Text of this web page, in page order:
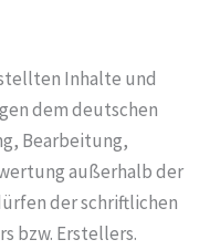
Inhalte und
dem deutschen
Bearbeitung,
außerhalb der
der schriftlichen
bzw. Erstellers.